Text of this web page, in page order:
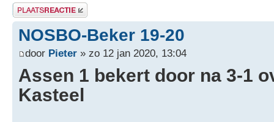
Plaats een reactie
NOSBO-Beker 19-20
door Pieter » zo 12 jan 2020, 13:04
Assen 1 bekert door na 3-1
Kasteel